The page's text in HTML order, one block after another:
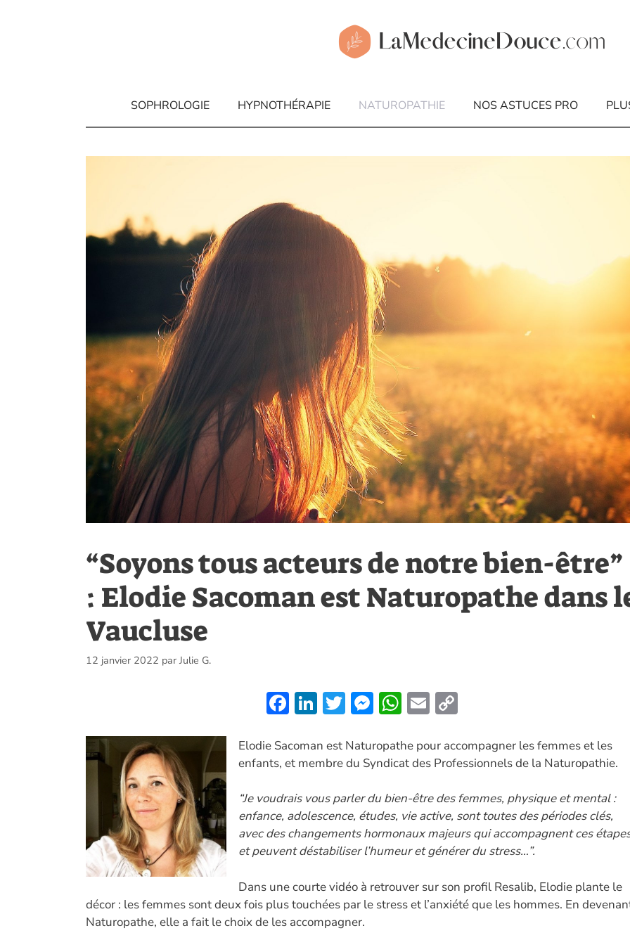
SOPHROLOGIE HYPNOTHÉRAPIE NATUROPATHIE NOS ASTUCES PRO
“Soyons tous acteurs de notre bien-être”
: Elodie Sacoman est Naturopathe dans
Vaucluse
12 janvier 2022 par Julie G.
F
e
b
o
o
k
Li
k
e
dI
n
T
itt
er
M
se
n
g
er
W
at
s
A
p
p
E
ai
l
p
y
Li
n
k
Elodie Sacoman est Naturopathe pour accompagner les femmes et les
enfants, et membre du Syndicat des Professionnels de la Naturopathie.
“Je voudrais vous parler du bien-être des femmes, physique et mental :
enfance, adolescence, études, vie active, sont toutes des périodes clés,
avec des changements hormonaux majeurs qui accompagnent ces
et peuvent déstabiliser l’humeur et générer du stress…”.
Dans une courte vidéo à retrouver sur son profil Resalib, Elodie plante le
décor : les femmes sont deux fois plus touchées par le stress et l’anxiété que les hommes. En
Naturopathe, elle a fait le choix de les accompagner.